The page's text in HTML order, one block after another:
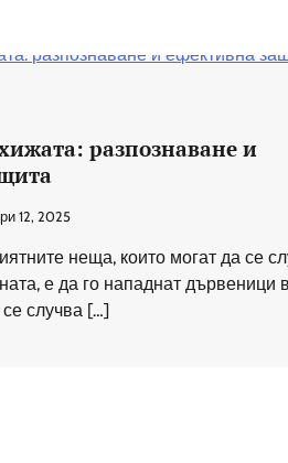
разпознаване и
12, 2025
неща, които могат да се
е да го нападнат дървеници в
случва […]